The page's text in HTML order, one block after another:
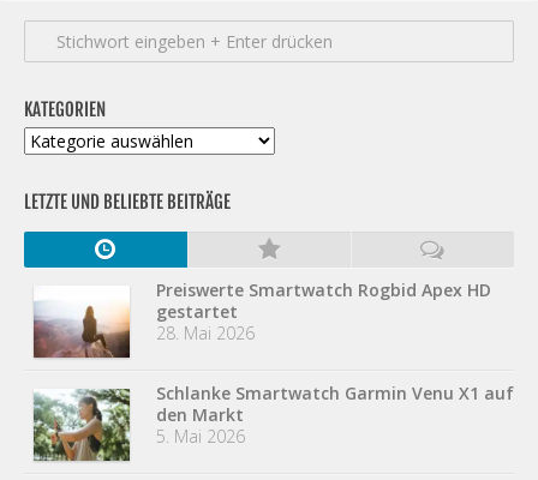
KATEGORIEN
Kategorien
LETZTE UND BELIEBTE BEITRÄGE
Preiswerte Smartwatch Rogbid Apex HD
gestartet
28. Mai 2026
Schlanke Smartwatch Garmin Venu X1 auf
den Markt
5. Mai 2026